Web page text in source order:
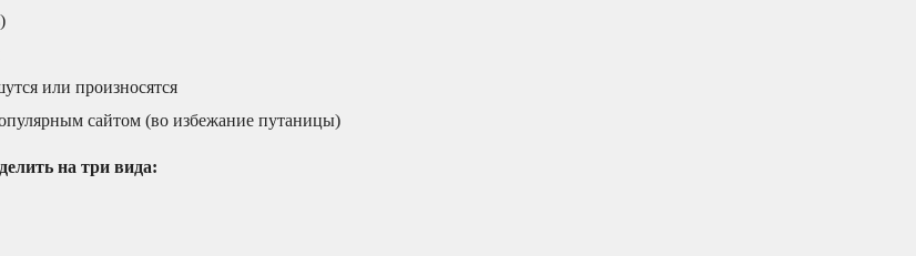
или произносятся
сайтом (во избежание путаницы)
на три вида: